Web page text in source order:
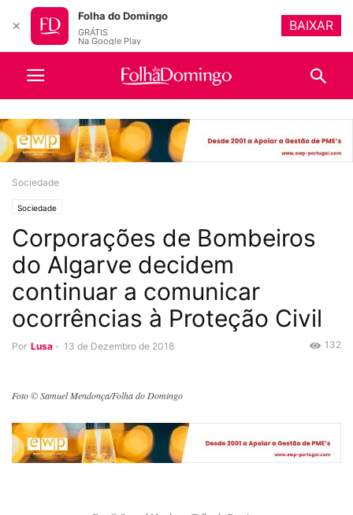
Sociedade
Sociedade
Corporações de Bombeiros
do Algarve decidem
continuar a comunicar
ocorrências à Proteção Civil
Por Lusa - 13 de Dezembro de 2018 132
Foto © Samuel Mendonça/Folha do Domingo
✕
Folha do Domingo
GRÁTIS
Na Google Play
BAIXAR